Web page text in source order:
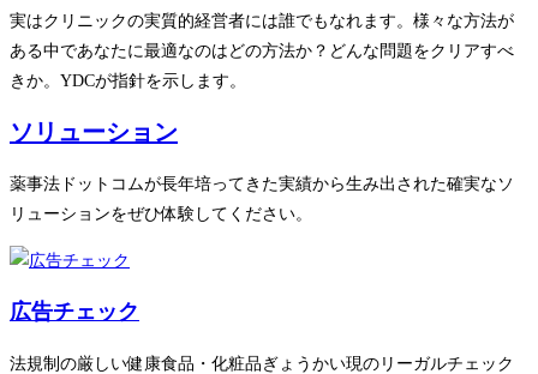
実はクリニックの実質的経営者には誰でもなれます。様々な方法が
ある中であなたに最適なのはどの方法か？どんな問題をクリアすべ
きか。YDCが指針を示します。
ソリューション
薬事法ドットコムが長年培ってきた実績から生み出された確実なソ
リューションをぜひ体験してください。
広告チェック
法規制の厳しい健康食品・化粧品ぎょうかい現のリーガルチェック